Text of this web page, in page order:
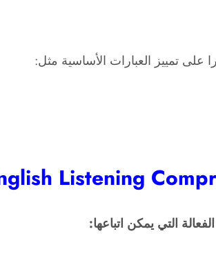
على تمييز العبارات الأساسية مثل:
التي يمكن اتباعها: